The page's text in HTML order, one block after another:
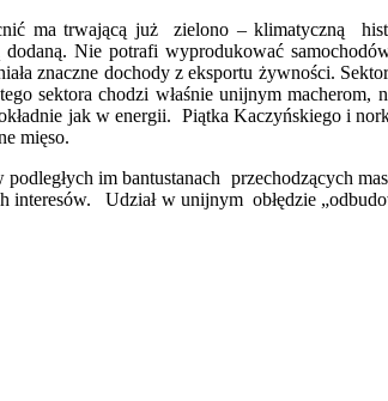
ma trwającą już zielono – klimatyczną
Nie potrafi wyprodukować
znaczne dochody z eksportu żywności.
sektora chodzi właśnie unijnym
jak w energii. Piątka Kaczyńskiego i
mięso.
im bantustanach przechodzących
Udział w unijnym obłędzie